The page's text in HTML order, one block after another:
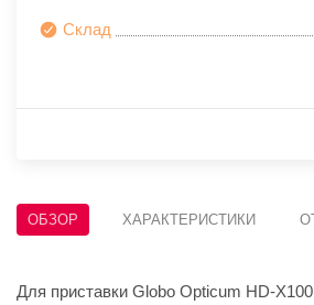
Склад
ОБЗОР ХАРАКТЕРИСТИКИ
Для приставки Globo Opticum HD-